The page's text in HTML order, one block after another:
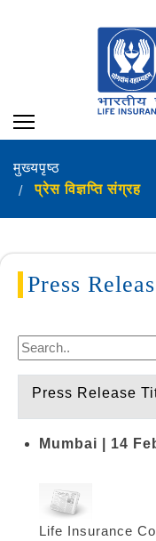
मुख्यपृष्ठ
प्रेस विज्ञप्ति संग्रह
Press
Press Release
Mumbai | 14
Life Insurance